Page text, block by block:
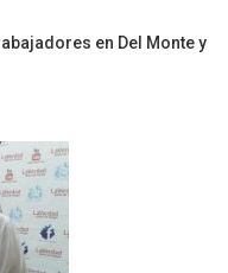
en Del Monte y